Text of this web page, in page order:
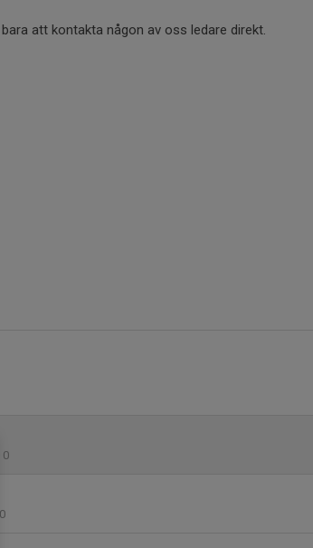
att kontakta någon av oss ledare direkt.
0
0